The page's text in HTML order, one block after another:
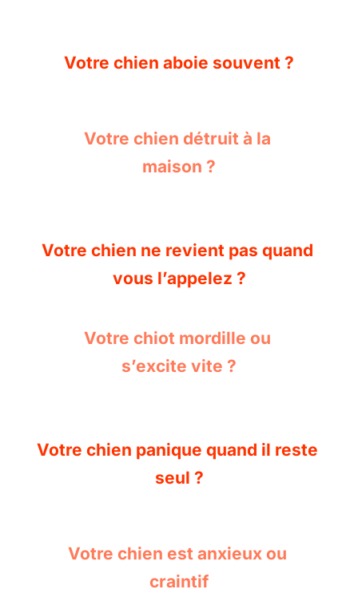
Votre chien aboie souvent ?
Votre chien détruit à la
maison ?
Votre chien ne revient pas quand
vous l’appelez ?
Votre chiot mordille ou
s’excite vite ?
Votre chien panique quand il reste
seul ?
Votre chien est anxieux ou
craintif